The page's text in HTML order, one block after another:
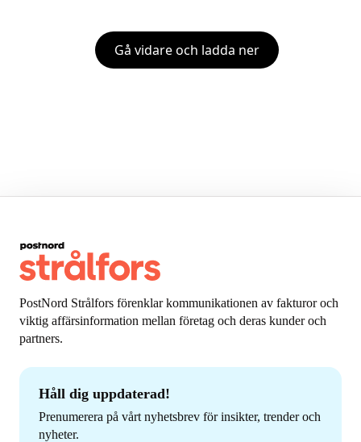
Gå vidare och ladda ner
PostNord Strålfors förenklar kommunikationen av fakturor och
viktig affärsinformation mellan företag och deras kunder och
partners.
Håll dig uppdaterad!
Prenumerera på vårt nyhetsbrev för insikter, trender och
nyheter.